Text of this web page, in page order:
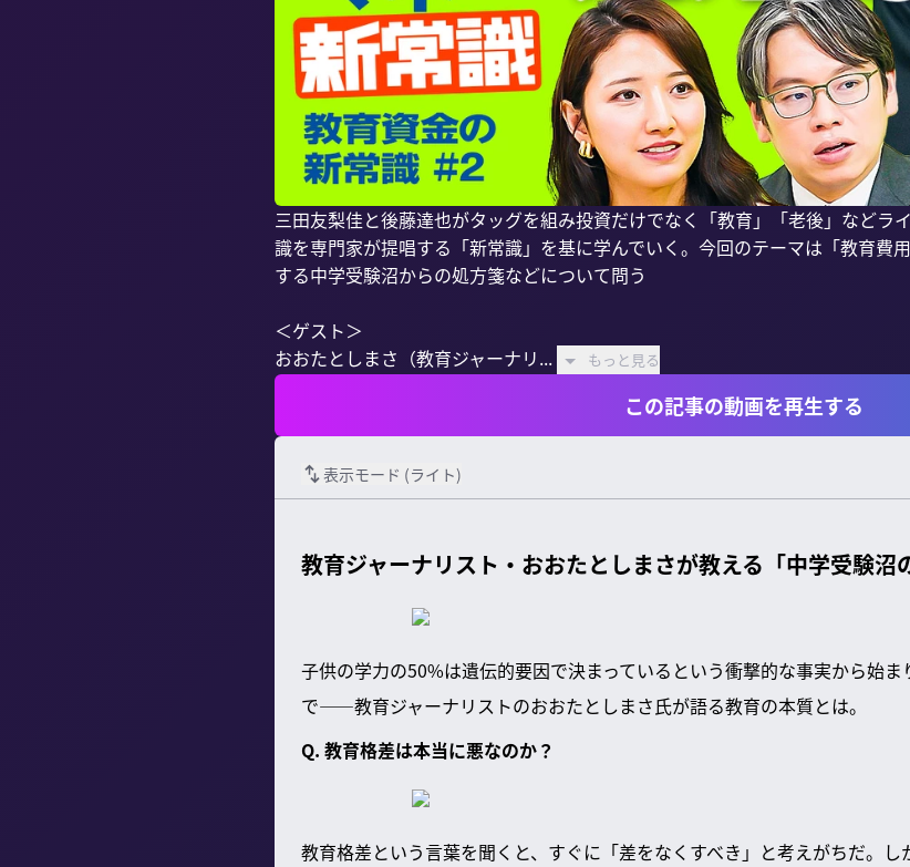
三田友梨佳と後藤達也がタッグを組み投資だけでなく「教育」「老後」などラ
識を専門家が提唱する「新常識」を基に学んでいく。今回のテーマは「教育費
する中学受験沼からの処方箋などについて問う
＜ゲスト＞
おおたとしまさ（教育ジャーナリ...
もっと見る
この記事の動画を再生する
表示モード (ライト)
教育ジャーナリスト・おおたとしまさが教える「中学受験沼
子供の学力の50%は遺伝的要因で決まっているという衝撃的な事実から始
で——教育ジャーナリストのおおたとしまさ氏が語る教育の本質とは。
Q. 教育格差は本当に悪なのか？
教育格差という言葉を聞くと、すぐに「差をなくすべき」と考えがちだ。